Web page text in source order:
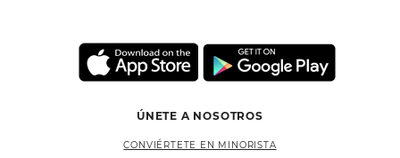
ÚNETE A NOSOTROS
CONVIÉRTETE EN MINORISTA